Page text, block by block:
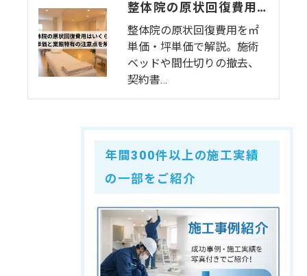
整体院の原状回復費用はいくら？坪単価・㎡単価と業態特有の注意点を解説
整体院の原状回復費用を㎡
単価・坪単価で解説。施術
ベッドや間仕切りの撤去、
契約書…
年間300件以上の施工実績
の一部をご紹介